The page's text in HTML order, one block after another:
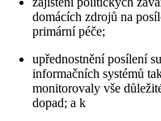
domácích zdrojů na
primární péče;
upřednostnění posílení
informačních systémů
monitorovaly vše
dopad; a k